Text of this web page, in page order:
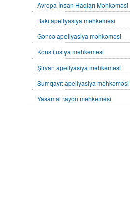
Avropa İnsan Haqları Məhkəməsi
Bakı apellyasiya məhkəməsi
Gəncə apellyasiya məhkəməsi
Konstitusiya məhkəməsi
Şirvan apellyasiya məhkəməsi
Sumqayıt apellyasiya məhkəməsi
Yasamal rayon məhkəməsi